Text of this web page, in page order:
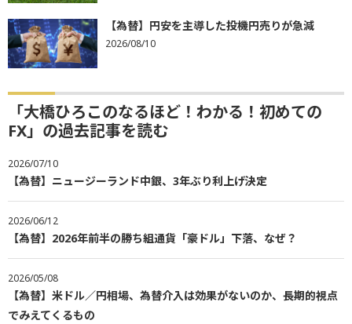
【為替】円安を主導した投機円売りが急減
2026/08/10
「大橋ひろこのなるほど！わかる！初めての
FX」の過去記事を読む
2026/07/10
【為替】ニュージーランド中銀、3年ぶり利上げ決定
2026/06/12
【為替】2026年前半の勝ち組通貨「豪ドル」下落、なぜ？
2026/05/08
【為替】米ドル／円相場、為替介入は効果がないのか、長期的視点
でみえてくるもの